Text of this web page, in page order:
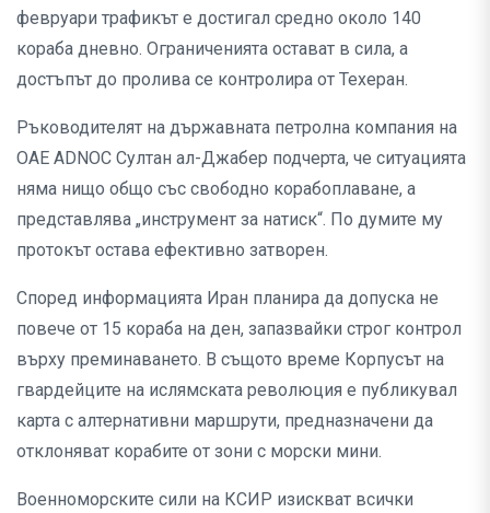
февруари трафикът е достигал средно около 140
кораба дневно. Ограниченията остават в сила, а
достъпът до пролива се контролира от Техеран.
Ръководителят на държавната петролна компания на
ОАЕ ADNOC Султан ал-Джабер подчерта, че ситуацията
няма нищо общо със свободно корабоплаване, а
представлява „инструмент за натиск“. По думите му
протокът остава ефективно затворен.
Според информацията Иран планира да допуска не
повече от 15 кораба на ден, запазвайки строг контрол
върху преминаването. В същото време Корпусът на
гвардейците на ислямската революция е публикувал
карта с алтернативни маршрути, предназначени да
отклоняват корабите от зони с морски мини.
Военноморските сили на КСИР изискват всички